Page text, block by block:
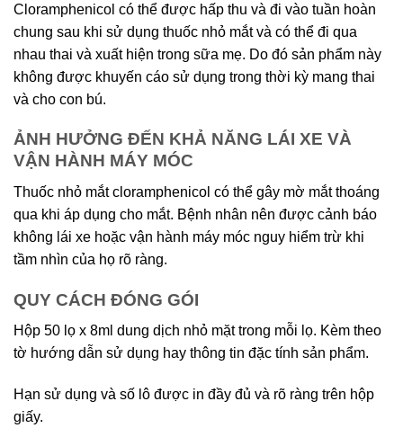
Cloramphenicol có thể được hấp thu và đi vào tuần hoàn
chung sau khi sử dụng thuốc nhỏ mắt và có thể đi qua
nhau thai và xuất hiện trong sữa mẹ. Do đó sản phẩm này
không được khuyến cáo sử dụng trong thời kỳ mang thai
và cho con bú.
ẢNH HƯỞNG ĐẾN KHẢ NĂNG LÁI XE VÀ
VẬN HÀNH MÁY MÓC
Thuốc nhỏ mắt cloramphenicol có thể gây mờ mắt thoáng
qua khi áp dụng cho mắt. Bệnh nhân nên được cảnh báo
không lái xe hoặc vận hành máy móc nguy hiểm trừ khi
tầm nhìn của họ rõ ràng.
QUY CÁCH ĐÓNG GÓI
Hộp 50 lọ x 8ml dung dịch nhỏ mặt trong mỗi lọ. Kèm theo
tờ hướng dẫn sử dụng hay thông tin đặc tính sản phẩm.
Hạn sử dụng và số lô được in đầy đủ và rõ ràng trên hộp
giấy.